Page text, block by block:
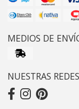
MEDIOS DE
NUESTRAS